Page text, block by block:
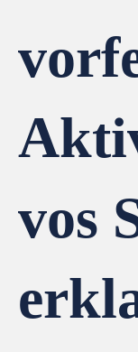
vos